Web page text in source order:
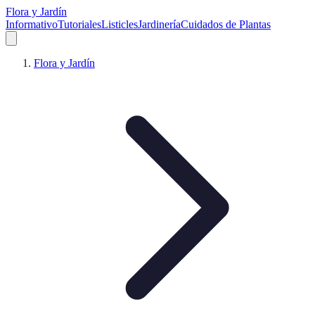
Flora y Jardín
InformativoTutorialesListiclesJardineríaCuidados de Plantas
Flora y Jardín